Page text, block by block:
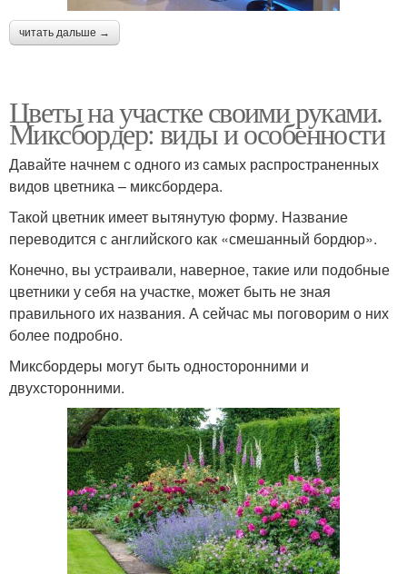
читать дальше →
Цветы на участке своими руками.
Миксбордер: виды и особенности
Давайте начнем с одного из самых распространенных
видов цветника – миксбордера.
Такой цветник имеет вытянутую форму. Название
переводится с английского как «смешанный бордюр».
Конечно, вы устраивали, наверное, такие или подобные
цветники у себя на участке, может быть не зная
правильного их названия. А сейчас мы поговорим о них
более подробно.
Миксбордеры могут быть односторонними и
двухсторонними.